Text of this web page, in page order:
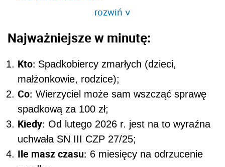
rozwiń>
Najważniejsze w minutę:
Kto: Spadkobiercy zmarłych (dzieci,
małżonkowie, rodzice);
Co: Wierzyciel może sam wszcząć sprawę
spadkową za 100 zł;
Kiedy: Od lutego 2026 r. jest na to wyraźna
uchwała SN III CZP 27/25;
Ile masz czasu: 6 miesięcy na odrzucenie